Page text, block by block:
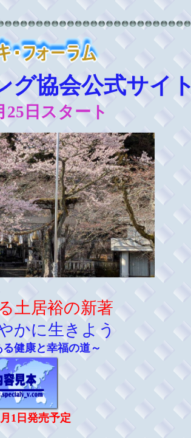
グ協会公式サイト
25日スタート
土居裕の新著
かに生きよう
健康と幸福の道～
1日発売予定